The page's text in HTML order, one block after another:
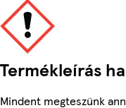
Termékleírás
Mindent megteszünk